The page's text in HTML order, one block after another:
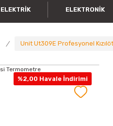
ELEKTRIK ELEKTRONIK
Unit Ut309E Profesyonel
%2,00 Havale İndirimi